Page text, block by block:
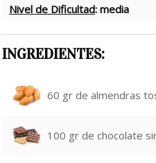
Nivel de Dificultad: media
INGREDIENTES:
60 gr de almendras
100 gr de chocolate